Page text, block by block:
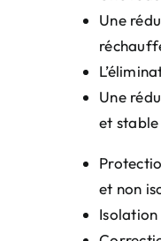
Une
Une
et stable
et non
Isolation